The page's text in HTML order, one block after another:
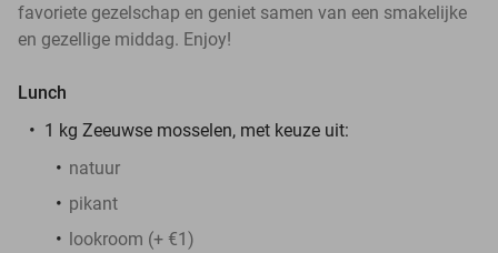
favoriete gezelschap en geniet samen van een smakelijke
en gezellige middag. Enjoy!
Lunch
1 kg Zeeuwse mosselen, met keuze uit:
natuur
pikant
lookroom (+ €1)